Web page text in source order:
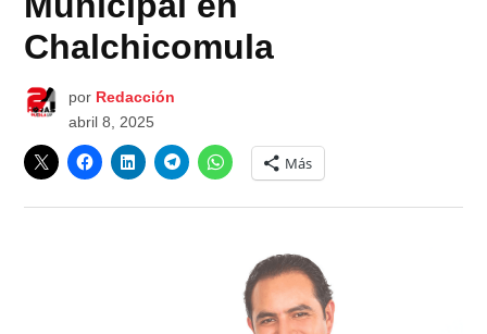
Chalchicomula
por Redacción
abril 8, 2025
Más